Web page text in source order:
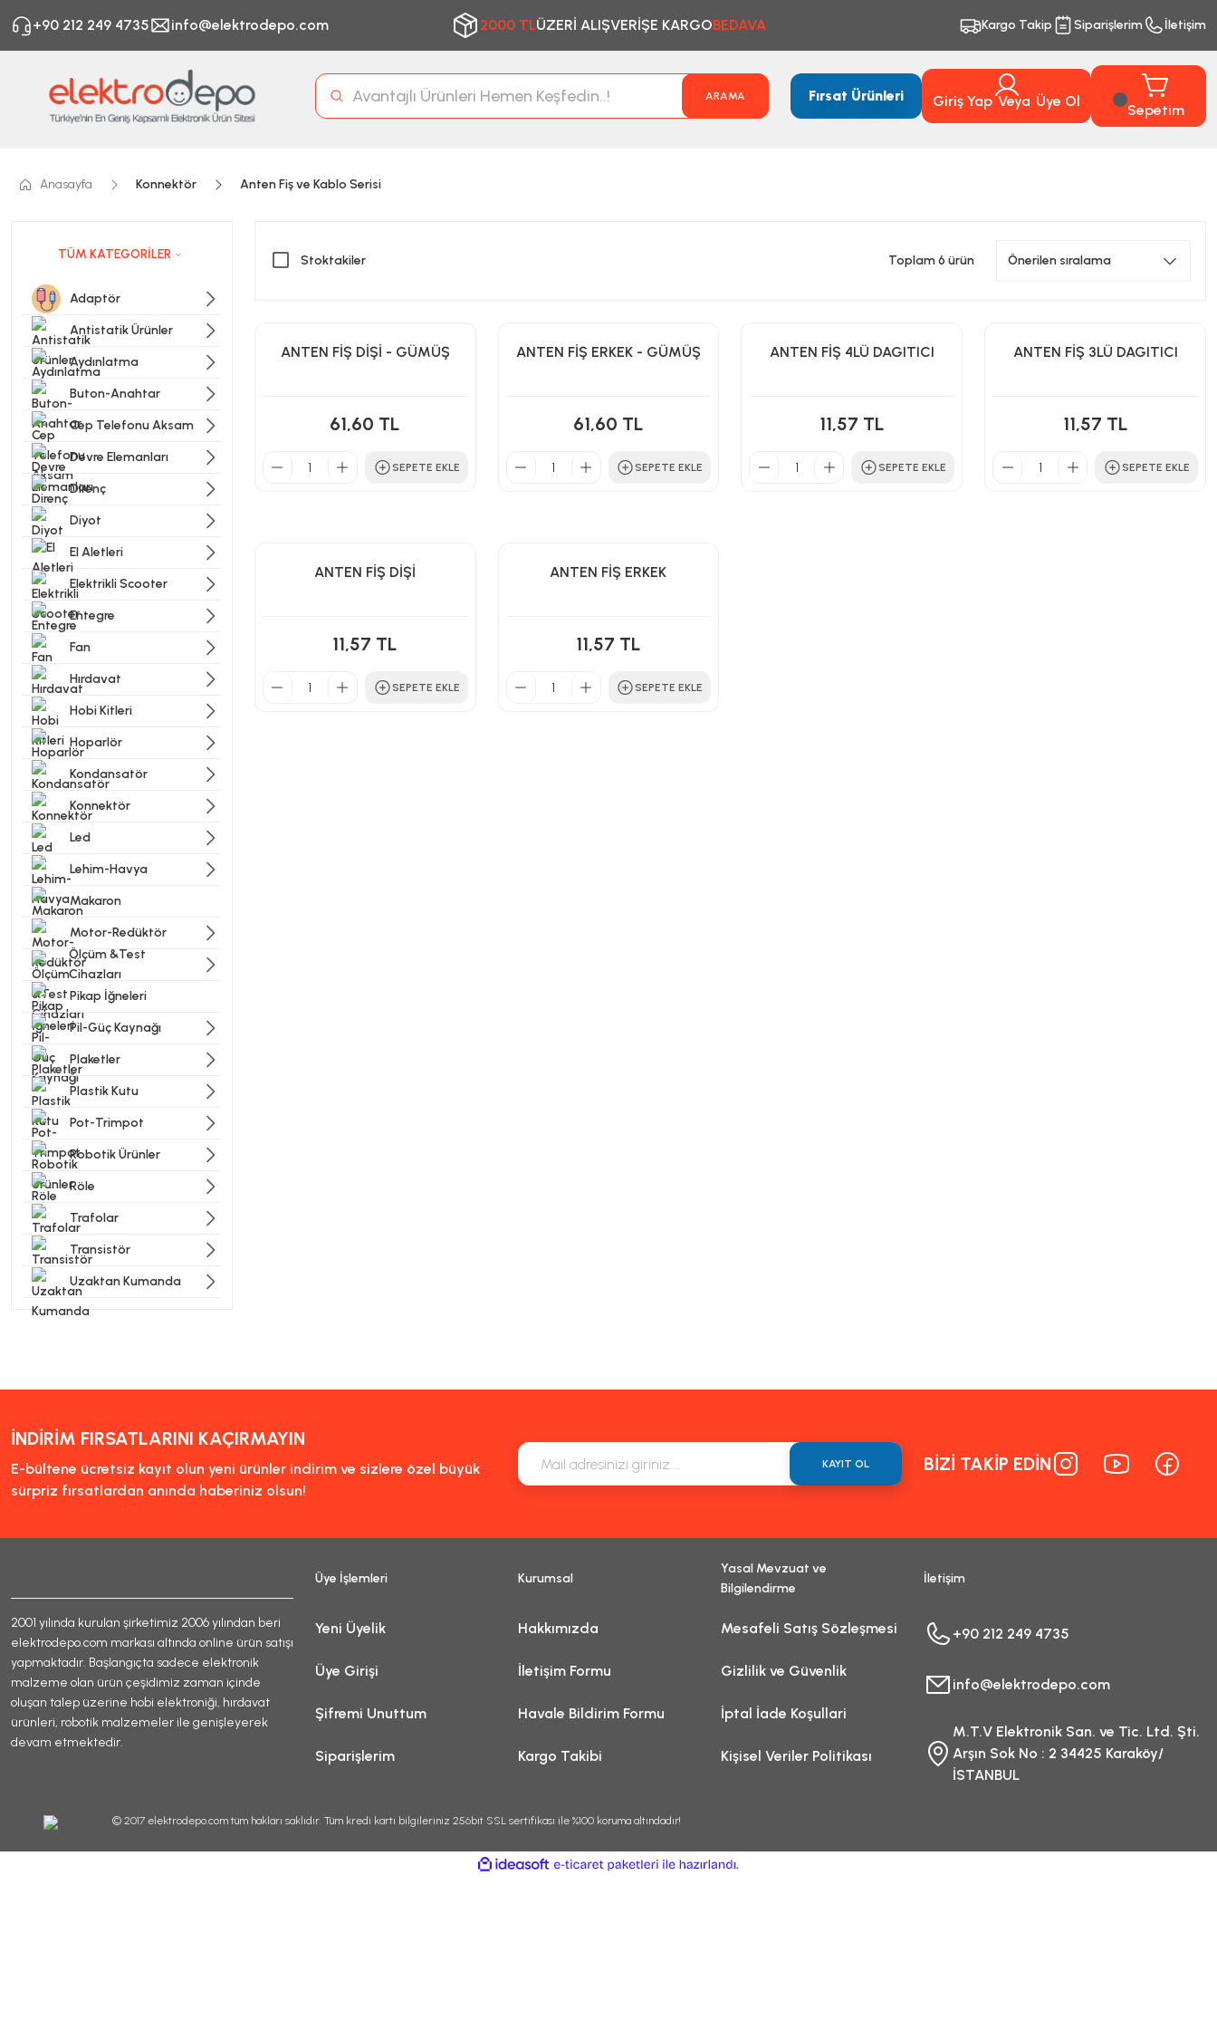
+90 212 249 4735 info@elektrodepo.com 2000 TLÜZERİ ALIŞVERİŞE KARGOBEDAVA Kargo Takip Siparişlerim İletişim
ARAMA Fırsat Ürünleri Giriş Yap Veya Üye Ol
Sepetim
Anasayfa Konnektör Anten Fiş ve Kablo Serisi
TÜM KATEGORİLER
Adaptör
Antistatik Ürünler
Aydınlatma
Buton-Anahtar
Cep Telefonu Aksam
Devre Elemanları
Direnç
Diyot
El Aletleri
Elektrikli Scooter
Entegre
Fan
Hırdavat
Hobi Kitleri
Hoparlör
Kondansatör
Konnektör
Led
Lehim-Havya
Makaron
Motor-Redüktör
Ölçüm &Test
Cihazları
Pikap İğneleri
Pil-Güç Kaynağı
Plaketler
Plastik Kutu
Pot-Trimpot
Robotik Ürünler
Röle
Trafolar
Transistör
Uzaktan Kumanda
Stoktakiler Toplam 6 ürün
ANTEN FİŞ DİŞİ - GÜMÜŞ
61,60 TL
SEPETE EKLE
ANTEN FİŞ ERKEK - GÜMÜŞ
61,60 TL
SEPETE EKLE
ANTEN FİŞ 4LÜ DAGITICI
11,57 TL
SEPETE EKLE
ANTEN FİŞ 3LÜ DAGITICI
11,57 TL
SEPETE EKLE
ANTEN FİŞ DİŞİ
11,57 TL
SEPETE EKLE
ANTEN FİŞ ERKEK
11,57 TL
SEPETE EKLE
İNDİRİM FIRSATLARINI KAÇIRMAYIN
E-bültene ücretsiz kayıt olun yeni ürünler indirim ve sizlere özel büyük
sürpriz fırsatlardan anında haberiniz olsun!
KAYIT OL BİZİ TAKİP EDİN
2001 yılında kurulan şirketimiz 2006 yılından beri
elektrodepo.com markası altında online ürün satışı
yapmaktadır. Başlangıçta sadece elektronik
malzeme olan ürün çeşidimiz zaman içinde
oluşan talep üzerine hobi elektroniği, hırdavat
ürünleri, robotik malzemeler ile genişleyerek
devam etmektedir.
Üye İşlemleri
Yeni Üyelik
Üye Girişi
Şifremi Unuttum
Siparişlerim
Kurumsal
Hakkımızda
İletişim Formu
Havale Bildirim Formu
Kargo Takibi
Yasal Mevzuat ve
Bilgilendirme
Mesafeli Satış Sözleşmesi
Gizlilik ve Güvenlik
İptal İade Koşullari
Kişisel Veriler Politikası
İletişim
+90 212 249 4735
info@elektrodepo.com
M.T.V Elektronik San. ve Tic. Ltd. Şti.
Arşın Sok No : 2 34425 Karaköy/
İSTANBUL
© 2017 elektrodepo.com tüm hakları saklıdır. Tüm kredi kartı bilgileriniz 256bit SSL sertifikası ile %100 koruma altındadır!
ideasoft
e-